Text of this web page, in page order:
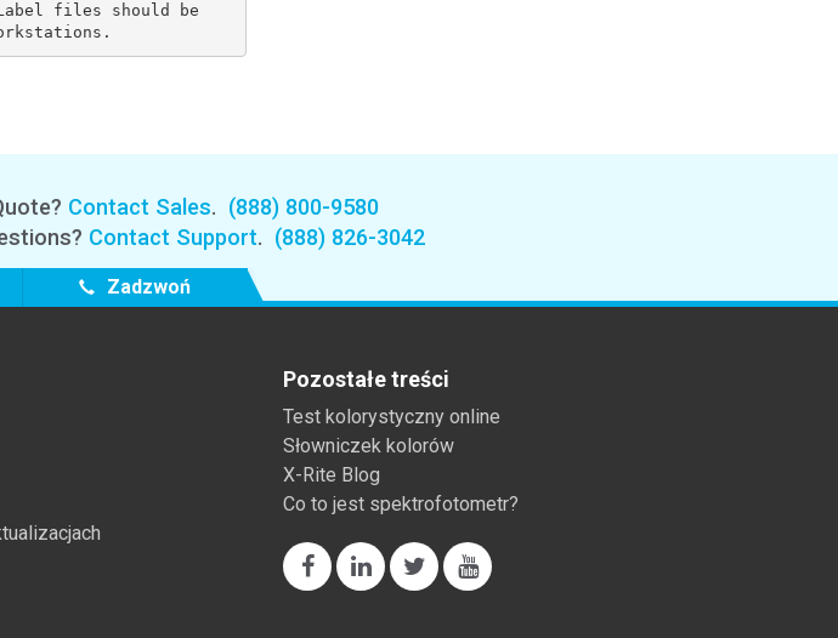
files should be
Contact Sales. (888) 800-9580
Contact Support. (888) 826-3042
Zadzwoń
Pozostałe treści
Test kolorystyczny online
Słowniczek kolorów
X-Rite Blog
Co to jest spektrofotometr?